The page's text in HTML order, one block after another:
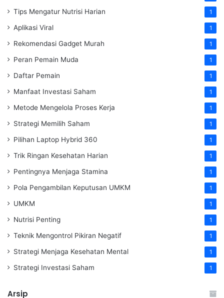
Tips Mengatur Nutrisi Harian 1
Aplikasi Viral 1
Rekomendasi Gadget Murah 1
Peran Pemain Muda 1
Daftar Pemain 1
Manfaat Investasi Saham 1
Metode Mengelola Proses Kerja 1
Strategi Memilih Saham 1
Pilihan Laptop Hybrid 360 1
Trik Ringan Kesehatan Harian 1
Pentingnya Menjaga Stamina 1
Pola Pengambilan Keputusan UMKM 1
UMKM 1
Nutrisi Penting 1
Teknik Mengontrol Pikiran Negatif 1
Strategi Menjaga Kesehatan Mental 1
Strategi Investasi Saham 1
Arsip